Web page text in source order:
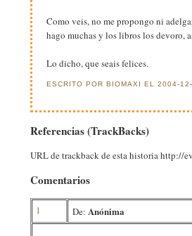
Como veis, no me propongo ni
hago muchas y los libros los devoro,
Lo dicho, que seais felices.
ESCRITO POR BIOMAXI EL 2004-
Referencias (TrackBacks)
URL de trackback de esta historia http://
Comentarios
1 De: Anónima